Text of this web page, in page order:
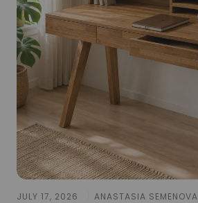
JULY 17, 2026 ANASTASIA SEMENOVA